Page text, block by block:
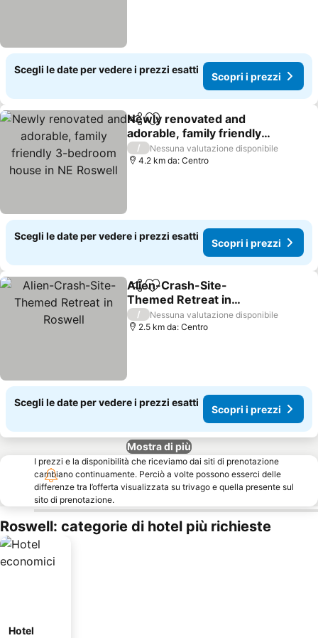
Scegli le date per vedere i prezzi esatti
Scopri i prezzi
CondividiAggiungi ai preferiti
Newly renovated and
adorable, family friendly
3-bedroom house in NE
Roswell
Scopri i prezzi
/
Nessuna valutazione disponibile
4.2 km da: Centro
Scegli le date per vedere i prezzi esatti
Scopri i prezzi
CondividiAggiungi ai preferiti
Alien-Crash-Site-
Themed Retreat in
Roswell
Scopri i prezzi
/
Nessuna valutazione disponibile
2.5 km da: Centro
Scegli le date per vedere i prezzi esatti
Scopri i prezzi
Mostra di più
I prezzi e la disponibilità che riceviamo dai siti di prenotazione
cambiano continuamente. Perciò a volte possono esserci delle
differenze tra l’offerta visualizzata su trivago e quella presente sul
sito di prenotazione.
Roswell: categorie di hotel più richieste
Hotel